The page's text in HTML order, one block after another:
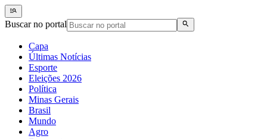
Buscar no portal
Capa
Últimas Notícias
Esporte
Eleições 2026
Política
Minas Gerais
Brasil
Mundo
Agro